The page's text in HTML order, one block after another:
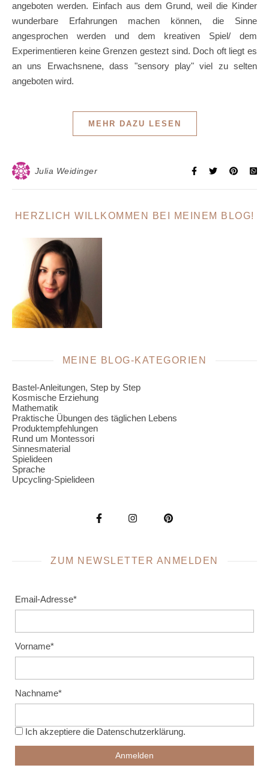
angeboten werden. Einfach aus dem Grund, weil die Kinder
wunderbare Erfahrungen machen können, die Sinne
angesprochen werden und dem kreativen Spiel/ dem
Experimentieren keine Grenzen gestezt sind. Doch oft liegt es
an uns Erwachsnene, dass "sensory play" viel zu selten
angeboten wird.
MEHR DAZU LESEN
Julia Weidinger
HERZLICH WILLKOMMEN BEI MEINEM BLOG!
MEINE BLOG-KATEGORIEN
Bastel-Anleitungen, Step by Step
Kosmische Erziehung
Mathematik
Praktische Übungen des täglichen Lebens
Produktempfehlungen
Rund um Montessori
Sinnesmaterial
Spielideen
Sprache
Upcycling-Spielideen
ZUM NEWSLETTER ANMELDEN
Email-Adresse*
Vorname*
Nachname*
Ich akzeptiere die Datenschutzerklärung.